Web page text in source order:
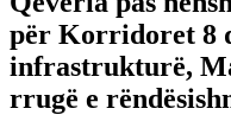
për Korridoret 8
infrastrukturë,
rrugë e